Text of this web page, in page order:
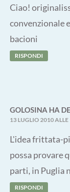
Ciao!
convenzionale
bacioni
RISPONDI
GOLOSINA HA
13 LUGLIO 2010
L'idea frittata-
possa provare
parti, in Puglia
RISPONDI